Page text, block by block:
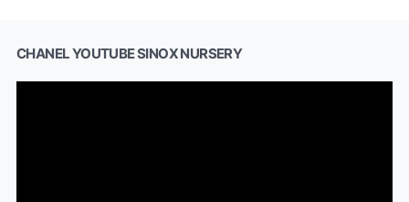
CHANEL YOUTUBE SINOX NURSERY